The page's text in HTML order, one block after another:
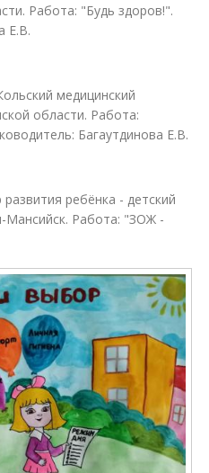
Работа: "Будь здоров!".
Е.В.
медицинский
области. Работа:
Багаутдинова Е.В.
ребёнка - детский
Работа: "ЗОЖ -